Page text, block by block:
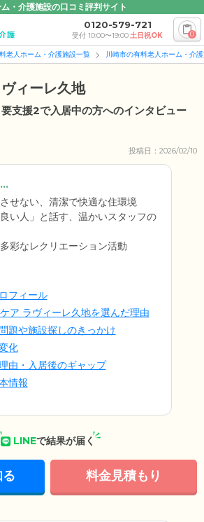
・介護施設の口コミ評判サイト
0120-579-721
受付 10:00〜19:00土日祝OK 0
老人ホーム・介護施設一覧 川崎市の有料老人ホーム・介
ィーレ久地
支援2で入居中の方へのインタビュー
投稿日：2026/02/10
せない、清潔で快適な住環境
い人」と話す、温かいスタッフの
彩なレクリエーション活動
フィール
ア ラヴィーレ久地を選んだ理由
題や施設探しのきっかけ
化
由・入居後のギャップ
情報
LINEで結果が届く
料金見積もり